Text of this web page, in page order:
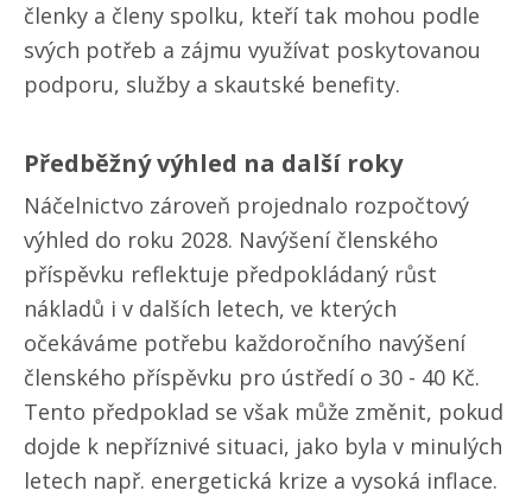
členky a členy spolku, kteří tak mohou podle
svých potřeb a zájmu využívat poskytovanou
podporu, služby a skautské benefity.
Předběžný výhled na další roky
Náčelnictvo zároveň projednalo rozpočtový
výhled do roku 2028. Navýšení členského
příspěvku reflektuje předpokládaný růst
nákladů i v dalších letech, ve kterých
očekáváme potřebu každoročního navýšení
členského příspěvku pro ústředí o 30 - 40 Kč.
Tento předpoklad se však může změnit, pokud
dojde k nepříznivé situaci, jako byla v minulých
letech např. energetická krize a vysoká inflace.